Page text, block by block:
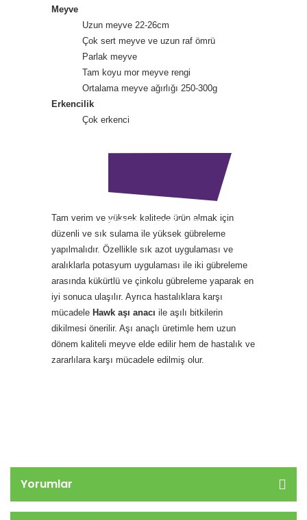
Meyve
Uzun meyve 22-26cm
Çok sert meyve ve uzun raf ömrü
Parlak meyve
Tam koyu mor meyve rengi
Ortalama meyve ağırlığı 250-300g
Erkencilik
Çok erkenci
ETTİKLERİMİZ
Tam verim ve yüksek kalitede ürün almak için
düzenli ve sık sulama ile yüksek gübreleme
yapılmalıdır. Özellikle sık azot uygulaması ve
aralıklarla potasyum uygulaması ile iki gübreleme
arasında kükürtlü ve çinkolu gübreleme yaparak en
iyi sonuca ulaşılır. Ayrıca hastalıklara karşı
mücadele Hawk aşı anacı ile aşılı bitkilerin
dikilmesi önerilir. Aşı anaçlı üretimle hem uzun
dönem kaliteli meyve elde edilir hem de hastalık ve
zararlılara karşı mücadele edilmiş olur.
Yorumlar